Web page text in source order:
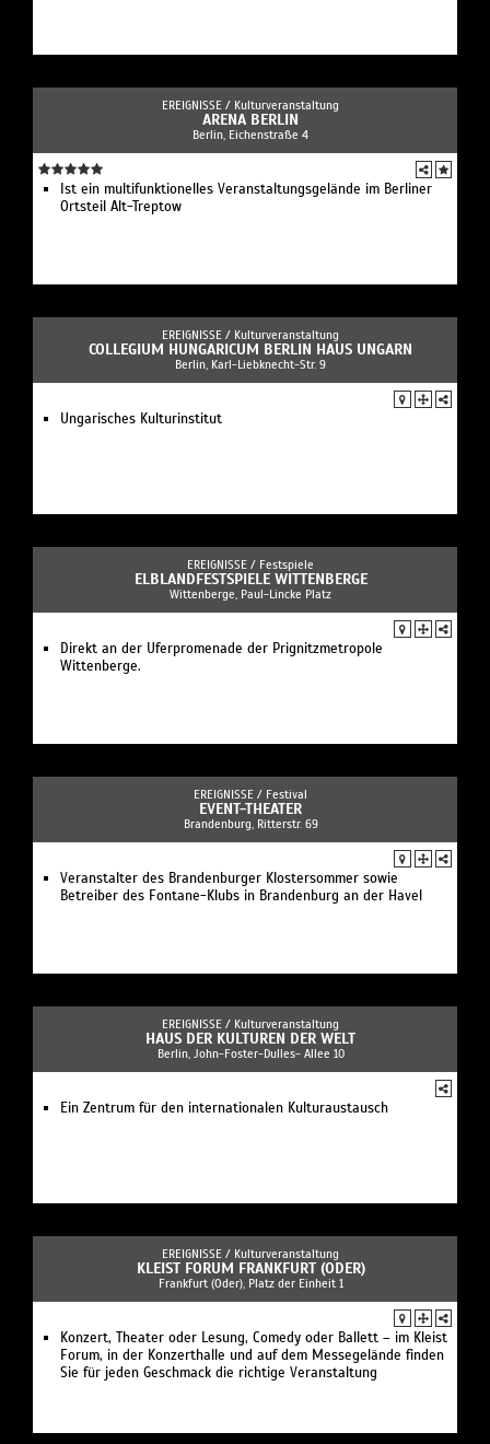
EREIGNISSE / Kulturveranstaltung
ARENA BERLIN
Berlin, Eichenstraße 4
Ist ein multifunktionelles Veranstaltungsgelände im Berliner
Ortsteil Alt-Treptow
EREIGNISSE / Kulturveranstaltung
COLLEGIUM HUNGARICUM BERLIN HAUS UNGARN
Berlin, Karl-Liebknecht-Str. 9
Ungarisches Kulturinstitut
EREIGNISSE / Festspiele
ELBLANDFESTSPIELE WITTENBERGE
Wittenberge, Paul-Lincke Platz
Direkt an der Uferpromenade der Prignitzmetropole
Wittenberge.
EREIGNISSE / Festival
EVENT-THEATER
Brandenburg, Ritterstr. 69
Veranstalter des Brandenburger Klostersommer sowie
Betreiber des Fontane-Klubs in Brandenburg an der Havel
EREIGNISSE / Kulturveranstaltung
HAUS DER KULTUREN DER WELT
Berlin, John-Foster-Dulles- Allee 10
Ein Zentrum für den internationalen Kulturaustausch
EREIGNISSE / Kulturveranstaltung
KLEIST FORUM FRANKFURT (ODER)
Frankfurt (Oder), Platz der Einheit 1
Konzert, Theater oder Lesung, Comedy oder Ballett – im Kleist
Forum, in der Konzerthalle und auf dem Messegelände finden
Sie für jeden Geschmack die richtige Veranstaltung